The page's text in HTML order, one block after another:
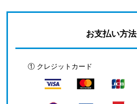
お支払い方法
① クレジットカード